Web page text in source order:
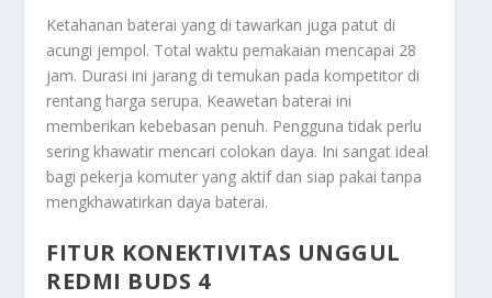
Ketahanan baterai yang di tawarkan juga patut di
acungi jempol. Total waktu pemakaian mencapai 28
jam. Durasi ini jarang di temukan pada kompetitor di
rentang harga serupa. Keawetan baterai ini
memberikan kebebasan penuh. Pengguna tidak perlu
sering khawatir mencari colokan daya. Ini sangat ideal
bagi pekerja komuter yang aktif dan siap pakai tanpa
mengkhawatirkan daya baterai.
FITUR KONEKTIVITAS UNGGUL
REDMI BUDS 4